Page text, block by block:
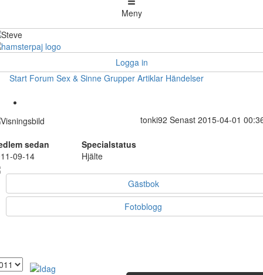
Meny
Logga in
Start Forum Sex & Sinne Grupper Artiklar Händelser
tonki92 Senast 2015-04-01
sedan
Specialstatus
09-14
Hjälte
Gästbok
Fotoblogg